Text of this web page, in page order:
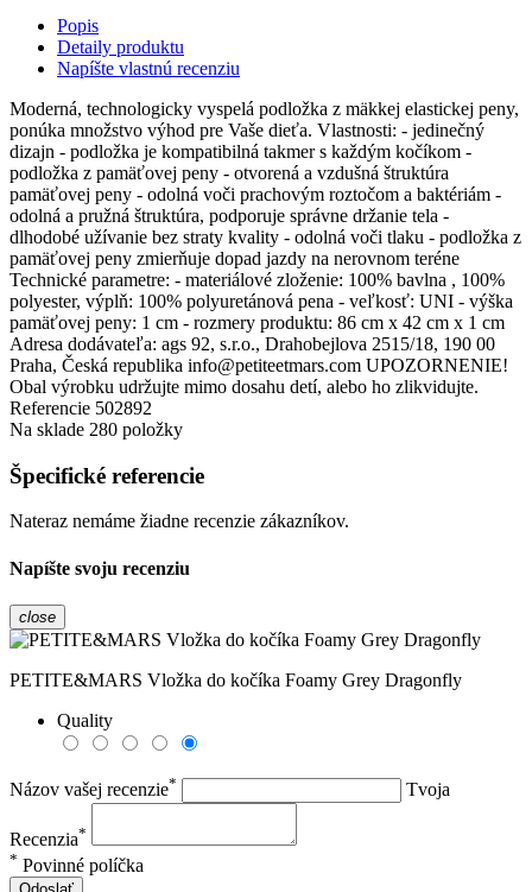
Popis
Detaily produktu
Napíšte vlastnú recenziu
Moderná, technologicky vyspelá podložka z mäkkej elastickej peny,
ponúka množstvo výhod pre Vaše dieťa. Vlastnosti: - jedinečný
dizajn - podložka je kompatibilná takmer s každým kočíkom -
podložka z pamäťovej peny - otvorená a vzdušná štruktúra
pamäťovej peny - odolná voči prachovým roztočom a baktériám -
odolná a pružná štruktúra, podporuje správne držanie tela -
dlhodobé užívanie bez straty kvality - odolná voči tlaku - podložka z
pamäťovej peny zmierňuje dopad jazdy na nerovnom teréne
Technické parametre: - materiálové zloženie: 100% bavlna , 100%
polyester, výplň: 100% polyuretánová pena - veľkosť: UNI - výška
pamäťovej peny: 1 cm - rozmery produktu: 86 cm x 42 cm x 1 cm
Adresa dodávateľa: ags 92, s.r.o., Drahobejlova 2515/18, 190 00
Praha, Česká republika info@petiteetmars.com UPOZORNENIE!
Obal výrobku udržujte mimo dosahu detí, alebo ho zlikvidujte.
Referencie 502892
Na sklade 280 položky
Špecifické referencie
Nateraz nemáme žiadne recenzie zákazníkov.
Napíšte svoju recenziu
close
PETITE&MARS Vložka do kočíka Foamy Grey Dragonfly
Quality
Názov vašej recenzie* Tvoja
Recenzia*
* Povinné políčka